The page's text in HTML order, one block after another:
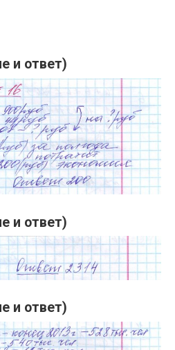
и ответ)
и ответ)
и ответ)